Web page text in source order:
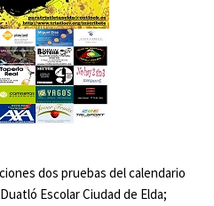
dos pruebas del calendario
Escolar Ciudad de Elda;